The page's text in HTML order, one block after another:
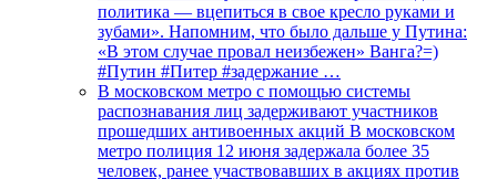
политика — вцепиться в свое кресло руками и
зубами». Напомним, что было дальше у Путина:
«В этом случае провал неизбежен» Ванга?=)
#Путин #Питер #задержание …
В московском метро с помощью системы
распознавания лиц задерживают участников
прошедших антивоенных акций В московском
метро полиция 12 июня задержала более 35
человек, ранее участвовавших в акциях против